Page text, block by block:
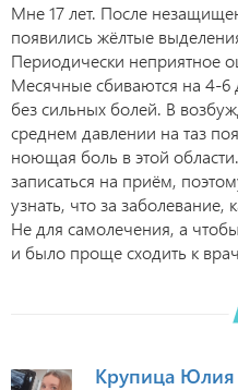
Мне 17 лет. После
появились жёлтые
Периодически неприятное
Месячные сбиваются на 4-6
без сильных болей. В
среднем давлении на таз
ноющая боль в этой
записаться на приём,
узнать, что за заболевание,
Не для самолечения, а
и было проще сходить к
Крупица